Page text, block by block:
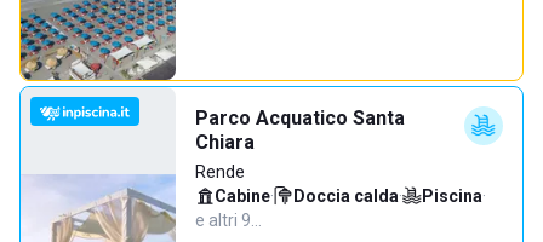
Parco Acquatico Santa
Chiara
Rende
Cabine· Doccia calda· Piscina·
e altri 9…